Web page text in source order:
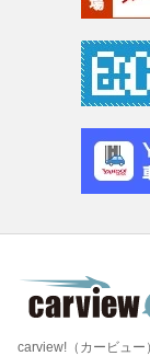
carview!（カービュー